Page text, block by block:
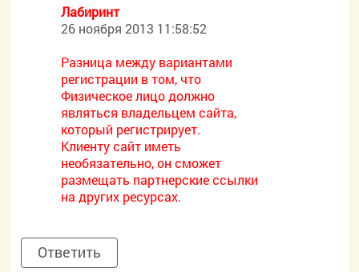
Лабиринт
26 ноября 2013 11:58:52
Разница между вариантами
регистрации в том, что
Физическое лицо должно
являться владельцем сайта,
который регистрирует.
Клиенту сайт иметь
необязательно, он сможет
размещать партнерские ссылки
на других ресурсах.
Ответить